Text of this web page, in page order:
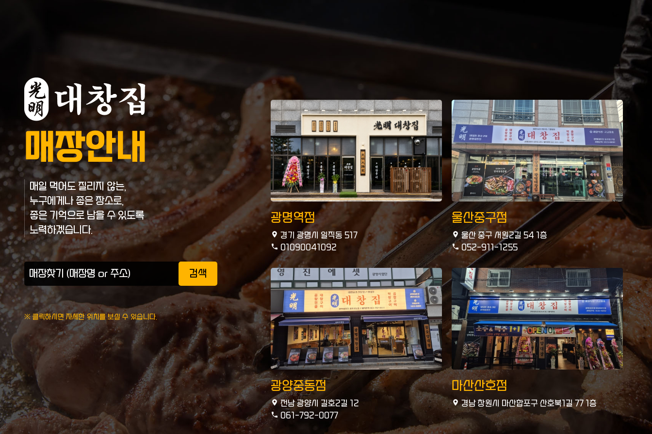
매장안내
매일 먹어도 질리지 않는,
누구에게나 좋은 장소로,
좋은 기억으로 남을 수 있도록
노력하겠습니다.
검색
※ 클릭하시면 자세한 위치를 보실 수 있습니다.
광명역점
경기 광명시 일직동 517
01090041092
울산중구점
울산 중구 서원2길 54 1층
052-911-1255
광양중동점
전남 광양시 길호2길 12
061-792-0077
마산산호점
경남 창원시 마산합포구 산호북1길 77 1층